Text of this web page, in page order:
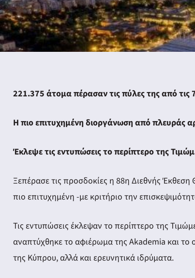
221.375 άτομα πέρασαν τις πύλες της από τις
Η πιο επιτυχημένη διοργάνωση από πλευράς
Έκλεψε τις εντυπώσεις το περίπτερο της
Ξεπέρασε τις προσδοκίες η 88η Διεθνής
πιο επιτυχημένη -με κριτήριο την
Τις εντυπώσεις έκλεψαν το περίπτερο της
αναπτύχθηκε το αφιέρωμα της Akademia και το
της Κύπρου, αλλά και ερευνητικά ιδρύματα.